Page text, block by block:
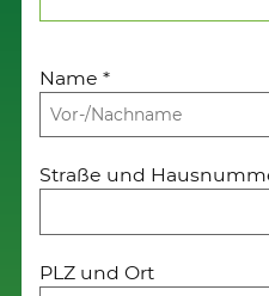
Name*
Straße und
PLZ und Ort